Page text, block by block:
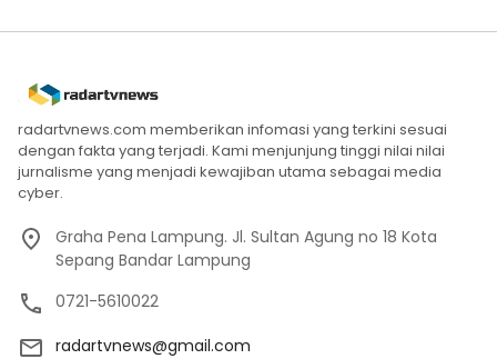
radartvnews.com memberikan infomasi yang terkini sesuai
dengan fakta yang terjadi. Kami menjunjung tinggi nilai nilai
jurnalisme yang menjadi kewajiban utama sebagai media
cyber.
Graha Pena Lampung. Jl. Sultan Agung no 18 Kota
Sepang Bandar Lampung
0721-5610022
radartvnews@gmail.com